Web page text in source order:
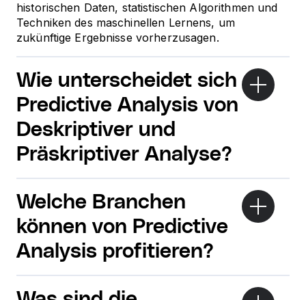
historischen Daten, statistischen Algorithmen und
Techniken des maschinellen Lernens, um
zukünftige Ergebnisse vorherzusagen.
Wie unterscheidet sich
Predictive Analysis von
Deskriptiver und
Präskriptiver Analyse?
Welche Branchen
können von Predictive
Analysis profitieren?